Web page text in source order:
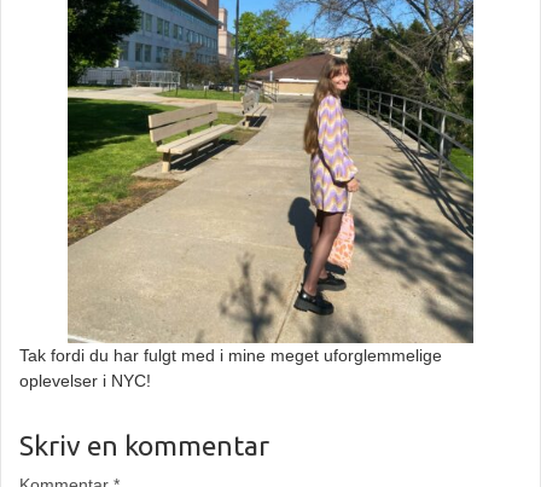
Tak fordi du har fulgt med i mine meget uforglemmelige
oplevelser i NYC!
Skriv en kommentar